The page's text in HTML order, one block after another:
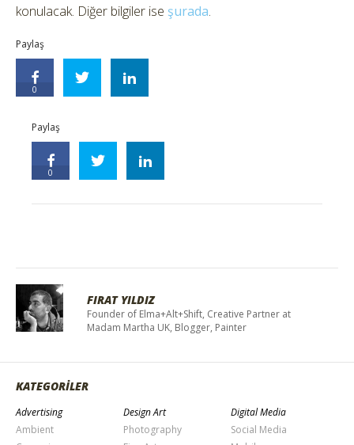
konulacak. Diğer bilgiler ise şurada.
Paylaş
0
Paylaş
0
FIRAT YILDIZ
Founder of Elma+Alt+Shift, Creative Partner at
Madam Martha UK, Blogger, Painter
KATEGORİLER
Advertising
Ambient
Design Art
Photography
Digital Media
Social Media